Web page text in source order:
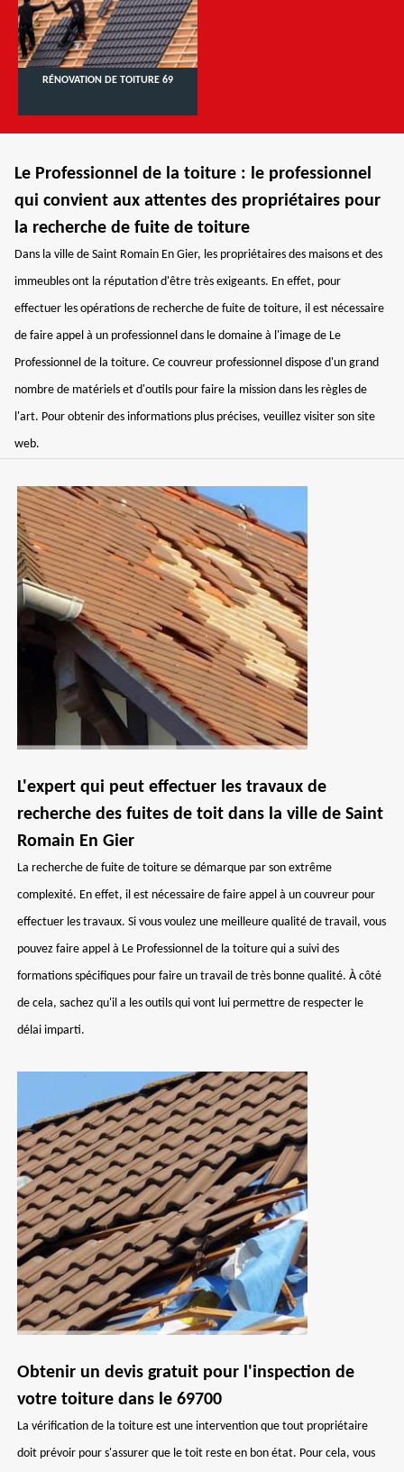
RÉNOVATION DE TOITURE 69
Le Professionnel de la toiture : le professionnel
qui convient aux attentes des propriétaires pour
la recherche de fuite de toiture
Dans la ville de Saint Romain En Gier, les propriétaires des maisons et des
immeubles ont la réputation d'être très exigeants. En effet, pour
effectuer les opérations de recherche de fuite de toiture, il est nécessaire
de faire appel à un professionnel dans le domaine à l'image de Le
Professionnel de la toiture. Ce couvreur professionnel dispose d'un grand
nombre de matériels et d'outils pour faire la mission dans les règles de
l'art. Pour obtenir des informations plus précises, veuillez visiter son site
web.
L'expert qui peut effectuer les travaux de
recherche des fuites de toit dans la ville de Saint
Romain En Gier
La recherche de fuite de toiture se démarque par son extrême
complexité. En effet, il est nécessaire de faire appel à un couvreur pour
effectuer les travaux. Si vous voulez une meilleure qualité de travail, vous
pouvez faire appel à Le Professionnel de la toiture qui a suivi des
formations spécifiques pour faire un travail de très bonne qualité. À côté
de cela, sachez qu'il a les outils qui vont lui permettre de respecter le
délai imparti.
Obtenir un devis gratuit pour l'inspection de
votre toiture dans le 69700
La vérification de la toiture est une intervention que tout propriétaire
doit prévoir pour s'assurer que le toit reste en bon état. Pour cela, vous